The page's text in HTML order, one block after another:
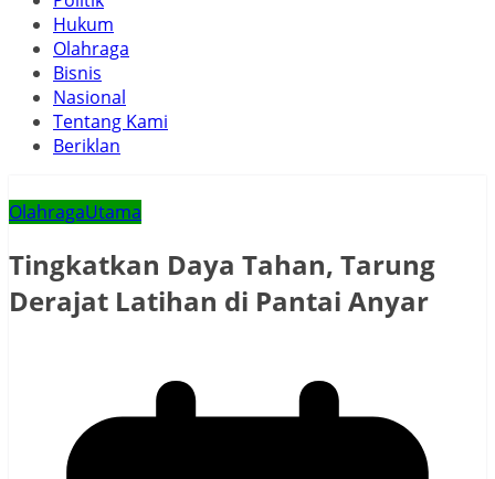
Hukum
Olahraga
Bisnis
Nasional
Tentang Kami
Beriklan
OlahragaUtama
Tingkatkan Daya Tahan, Tarung
Derajat Latihan di Pantai Anyar